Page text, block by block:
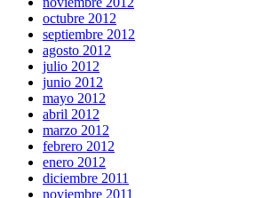
octubre 2012
septiembre 2012
agosto 2012
julio 2012
junio 2012
mayo 2012
abril 2012
marzo 2012
febrero 2012
enero 2012
diciembre 2011
noviembre 2011